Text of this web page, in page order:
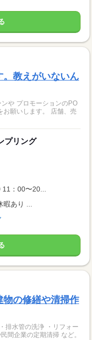
。教えがいないん
や プロモーションのPO
ます。 店舗、売
プリング
11：00〜20...
暇あり ...
の修繕や清掃作
排水管の洗浄 ・リフォー
間企業の定期清掃 など。